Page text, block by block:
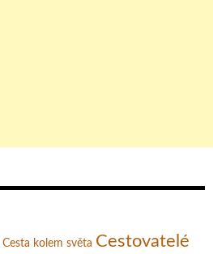
Cesta kolem světa Cestovatelé